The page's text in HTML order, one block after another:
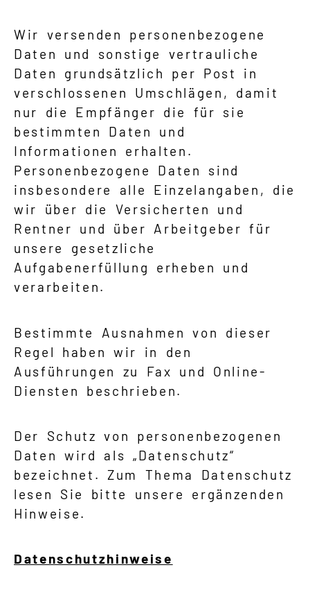
Wir versenden personenbezogene
Daten und sonstige vertrauliche
Daten grundsätzlich per Post in
verschlossenen Umschlägen, damit
nur die Empfänger die für sie
bestimmten Daten und
Informationen erhalten.
Personenbezogene Daten sind
insbesondere alle Einzelangaben, die
wir über die Versicherten und
Rentner und über Arbeitgeber für
unsere gesetzliche
Aufgabenerfüllung erheben und
verarbeiten.
Bestimmte Ausnahmen von dieser
Regel haben wir in den
Ausführungen zu Fax und Online-
Diensten beschrieben.
Der Schutz von personenbezogenen
Daten wird als „Datenschutz“
bezeichnet. Zum Thema Datenschutz
lesen Sie bitte unsere ergänzenden
Hinweise.
Datenschutzhinweise